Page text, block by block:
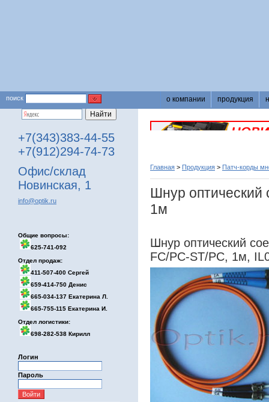
поиск о компании продукция
+7(343)383-44-55
+7(912)294-74-73
Офис/склад
Новинская, 1
info@optik.ru
Общие вопросы:
625-741-092
Отдел продаж:
411-507-400 Сергей
659-414-750 Денис
665-034-137 Екатерина Л.
665-755-115 Екатерина И.
Отдел логистики:
698-282-538 Кирилл
Логин
Пароль
Главная > Продукция > Патч-корды
Шнур оптический
1м
Шнур оптический
FC/PC-ST/PC, 1м,